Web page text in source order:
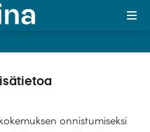
onnistumiseksi